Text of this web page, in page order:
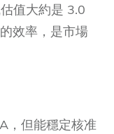
值大約是 3.0
效率，是市場
，但能穩定核准